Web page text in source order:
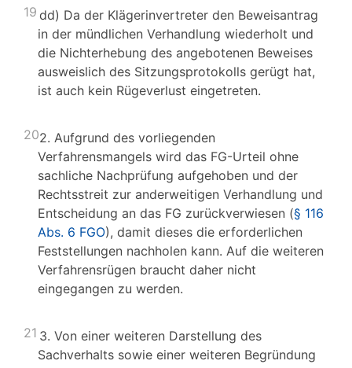
19 dd) Da der Klägerinvertreter den Beweisantrag
in der mündlichen Verhandlung wiederholt und
die Nichterhebung des angebotenen Beweises
ausweislich des Sitzungsprotokolls gerügt hat,
ist auch kein Rügeverlust eingetreten.
202. Aufgrund des vorliegenden
Verfahrensmangels wird das FG-Urteil ohne
sachliche Nachprüfung aufgehoben und der
Rechtsstreit zur anderweitigen Verhandlung und
Entscheidung an das FG zurückverwiesen (§ 116
Abs. 6 FGO), damit dieses die erforderlichen
Feststellungen nachholen kann. Auf die weiteren
Verfahrensrügen braucht daher nicht
eingegangen zu werden.
21 3. Von einer weiteren Darstellung des
Sachverhalts sowie einer weiteren Begründung